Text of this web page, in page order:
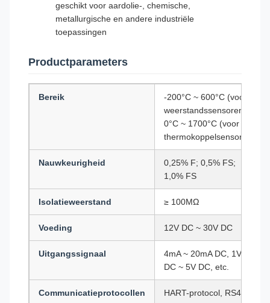
geschikt voor aardolie-, chemische,
metallurgische en andere industriële
toepassingen
Productparameters
Bereik
-200°C ~ 600°C (voor
weerstandssensoren),
0°C ~ 1700°C (voor
thermokoppelsensoren)
Nauwkeurigheid
0,25% F; 0,5% FS;
1,0% FS
Isolatieweerstand ≥ 100MΩ
Voeding 12V DC ~ 30V DC
Uitgangssignaal
4mA ~ 20mA DC, 1V
DC ~ 5V DC, etc.
Communicatieprotocollen
HART-protocol, RS485-